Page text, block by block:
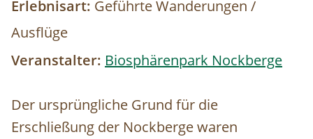
Erlebnisart: Geführte Wanderungen /
Ausflüge
Veranstalter: Biosphärenpark Nockberge
Der ursprüngliche Grund für die
Erschließung der Nockberge waren